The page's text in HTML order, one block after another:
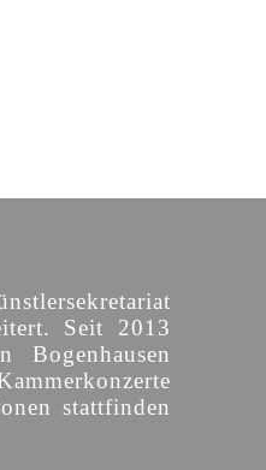
Seit 2013
stattfinden